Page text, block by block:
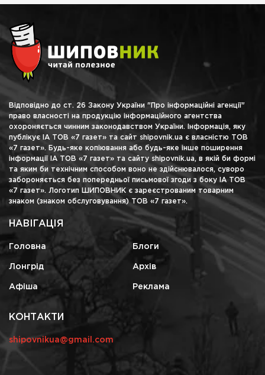
Відповідно до ст. 26 Закону України "Про інформаційні агенції"
право власності на продукцію інформаційного агентства
охороняється чинним законодавством України. Інформація, яку
публікує ІА ТОВ «7 газет» та сайт shipovnik.ua є власністю ТОВ
«7 газет». Будь-яке копіювання або будь-яке інше поширення
інформації ІА ТОВ «7 газет» та сайту shipovnik.ua, в якій би формі
та яким би технічним способом воно не здійснювалося, суворо
забороняється без попередньої письмової згоди з боку ІА ТОВ
«7 газет». Логотип ШИПОВНИК є зареєстрованим товарним
знаком (знаком обслуговування) ТОВ «7 газет».
НАВІГАЦІЯ
Головна Блоги
Лонгрід Архів
Афіша Реклама
КОНТАКТИ
shipovnikua@gmail.com